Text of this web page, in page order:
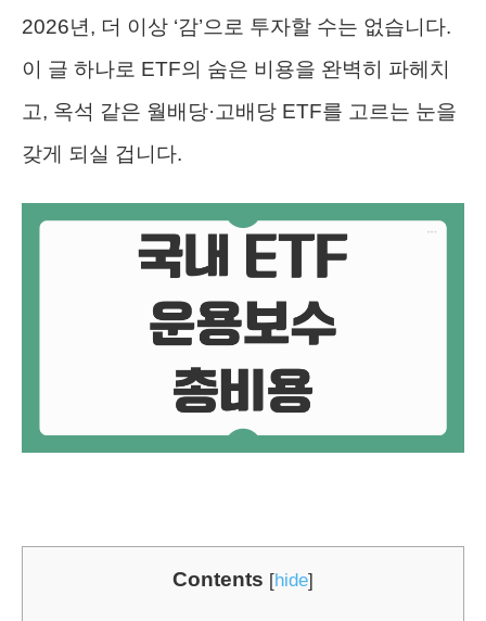
2026년, 더 이상 ‘감’으로 투자할 수는 없습니다.
이 글 하나로 ETF의 숨은 비용을 완벽히 파헤치
고, 옥석 같은 월배당·고배당 ETF를 고르는 눈을
갖게 되실 겁니다.
Contents [hide]